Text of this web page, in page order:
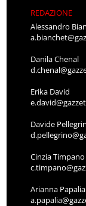
REDAZIONE
Alessandro
Danila Chenal
Erika David
Davide
Cinzia Timpano
Arianna Papalia